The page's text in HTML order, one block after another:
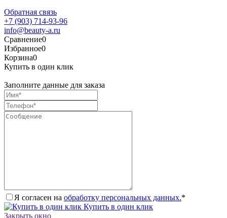
Обратная связь
+7 (903) 714-93-96
info@beauty-a.ru
Сравнение0
Избранное0
Корзина0
Купить в один клик
Заполните данные для заказа
Я согласен на обработку персональных данных.*
Купить в один клик
Закрыть окно